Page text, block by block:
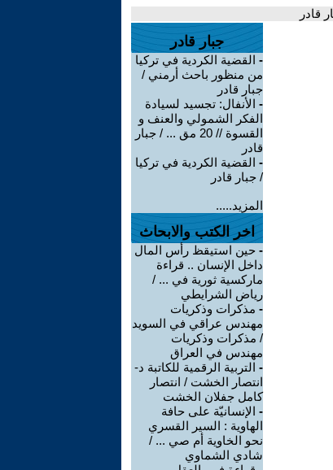
قادر
جبار قادر
- القضية الكردية في تركيا
من منظور باحث أرمني /
جبار قادر
- الأنفال: تجسيد لسيادة
الفكر الشمولي والعنف و
القسوة // 20 مق ... / جبار
قادر
- القضية الكردية في تركيا
/ جبار قادر
المزيد.....
اخر الكتب والابحاث
- حين استيقظ رأس المال
داخل الإنسان .. قراءة
ماركسية ثورية في ... /
رياض الشرايطي
- مذكرات وذكريات
مهندس عراقي في السويد
/ مذكرات وذكريات
مهندس في العراق
- التربية الرقمية للكاتبة د-
انتصار الخشت / انتصار
كامل جفلان الخشت
- الإنسانيّة على حافة
الهاوية : السير القسري
نحو الخاوية أم صي ... /
شادي الشماوي